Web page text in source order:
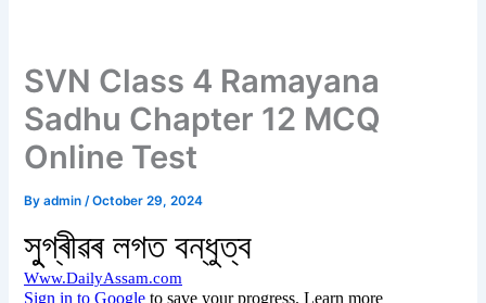
SVN Class 4 Ramayana
Sadhu Chapter 12 MCQ
Online Test
Byadmin/October 29, 2024